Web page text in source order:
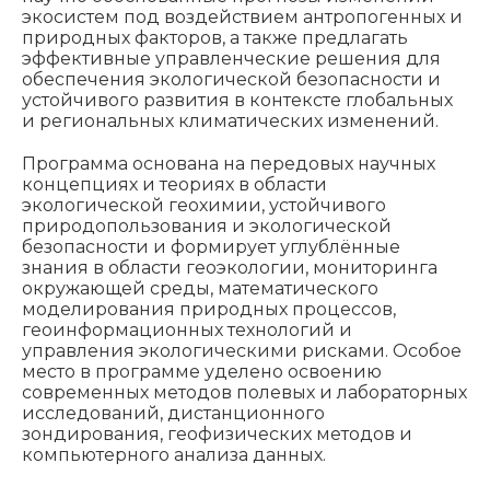
экосистем под воздействием антропогенных и
природных факторов, а также предлагать
эффективные управленческие решения для
обеспечения экологической безопасности и
устойчивого развития в контексте глобальных
и региональных климатических изменений.
Программа основана на передовых научных
концепциях и теориях в области
экологической геохимии, устойчивого
природопользования и экологической
безопасности и формирует углублённые
знания в области геоэкологии, мониторинга
окружающей среды, математического
моделирования природных процессов,
геоинформационных технологий и
управления экологическими рисками. Особое
место в программе уделено освоению
современных методов полевых и лабораторных
исследований, дистанционного
зондирования, геофизических методов и
компьютерного анализа данных.